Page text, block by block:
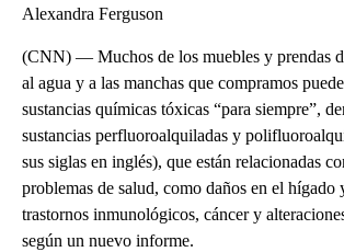
Alexandra Ferguson
(CNN) — Muchos de los muebles y prendas
al agua y a las manchas que compramos
sustancias químicas tóxicas “para siempre”,
sustancias perfluoroalquiladas y
sus siglas en inglés), que están relacionadas
problemas de salud, como daños en el hígado
trastornos inmunológicos, cáncer y
según un nuevo informe.